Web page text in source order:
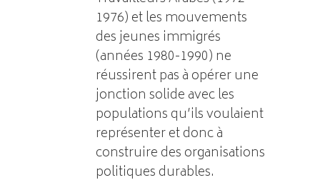
1976) et les mouvements
des jeunes immigrés
(années 1980-1990) ne
réussirent pas à opérer une
jonction solide avec les
populations qu’ils voulaient
représenter et donc à
construire des organisations
politiques durables.